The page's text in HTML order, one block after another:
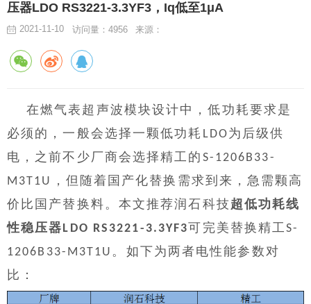
压器LDO RS3221-3.3YF3，Iq低至1μA
2021-11-10 访问量：4956 来源：
在燃气表超声波模块设计中，低功耗要求是
必须的，一般会选择一颗低功耗 LDO为后级供
电，之前不少厂商会选择精工的 S-1206B33-
M3T1U
，但随着国产化替换需求到来，急需颗高
价比国产替换料。本文推荐润石科技 超低功耗线
性稳压器 LDO RS3221-3.3YF3可完美替换精工S-
1206B33-M3T1U 。如下为两者电性能参数对
比：